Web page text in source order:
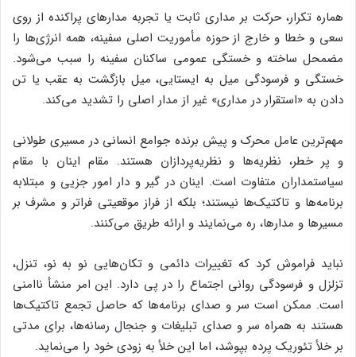
هماره تکرار، حرکت بر مداری ثابت یا تجربه مدارهای پراکنده از روی
سعی و خطا و خارج از حوزه مأموریت اصلی سفینه، همه‌ انرژی‌ها را
مضمحل ساخته و خستگی عمومی ساکنان سفینه را سبب می‌شود.
خستگی و فرسودگی میل به ایستایی، میل بازگشت به عقب یا تن
دادن به «استقرار در مداری» غیر از مدار اصلی را تشدید می‌کند.
مهم‌ترین عامل محرک و پیش برنده جوامع انسانی در مسیری طولانی
و پر خطر، نظریه‌ها و نظریه‌پردازان هستند. مقام اینان با مقام
سیاستمداران متفاوت است. اینان در گیر و دار امور جزیی و مبتلابه
برنامه‌ها و تاکتیک‌ها نیستند؛ بلکه از فراز موقعیتی فراتر و مشرف بر
مسیرها و مدارها، ره می‌نمایند و ارائه طریق می‌کنند.
نباید فراموش کرد که تغییرات دائمی و تکان‌هایی نو به نو، تنزل،
تزلزل و فرسودگی روانی اجتماع را در پی دارد. این امر منشأ ناامنی
است. ممکن است سر و صدای برنامه‌ها که حاصل تجمع تاکتیک‌ها
هستند به همراه سر و صدای تبلیغات و جنجال رسانه‌ها، برای مدتی
بر خلأ تئوریک پرده بپوشد، اما این خلأ به زودی خود را می‌نماید.